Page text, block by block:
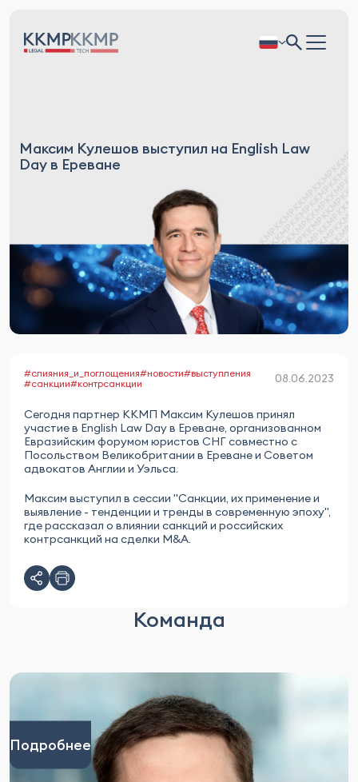
Максим Кулешов выступил на English Law
Day в Ереване
#слияния_и_поглощения#новости#выступления
#санкции#контрсанкции 08.06.2023
Сегодня партнер ККМП Максим Кулешов принял
участие в English Law Day в Ереване, организованном
Евразийским форумом юристов СНГ совместно с
Посольством Великобритании в Ереване и Советом
адвокатов Англии и Уэльса.
Максим выступил в сессии "Санкции, их применение и
выявление - тенденции и тренды в современную эпоху",
где рассказал о влиянии санкций и российских
контрсанкций на сделки M&A.
Команда
Подробнее